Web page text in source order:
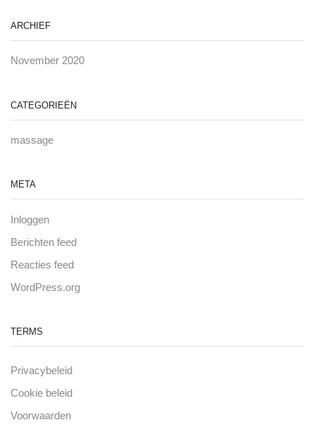
ARCHIEF
November 2020
CATEGORIEËN
massage
META
Inloggen
Berichten feed
Reacties feed
WordPress.org
TERMS
Privacybeleid
Cookie beleid
Voorwaarden